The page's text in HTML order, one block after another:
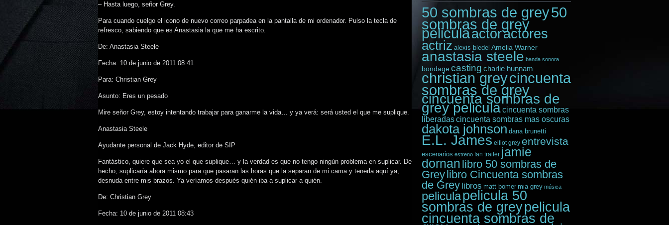
– Hasta luego, señor Grey.
Para cuando cuelgo el icono de nuevo correo parpadea en la pantalla de mi ordenador. Pulso la tecla de
refresco, sabiendo que es Anastasia la que me ha escrito.
De: Anastasia Steele
Fecha: 10 de junio de 2011 08:41
Para: Christian Grey
Asunto: Eres un pesado
Mire señor Grey, estoy intentando trabajar para ganarme la vida… y ya verá: será usted el que me suplique.
Anastasia Steele
Ayudante personal de Jack Hyde, editor de SIP
Fantástico, quiere que sea yo el que suplique… y la verdad es que no tengo ningún problema en suplicar. De
hecho, suplicaría ahora mismo para que pasaran las horas que la separan de mi cama y tenerla aquí ya,
desnuda entre mis brazos. Ya veríamos después quién iba a suplicar a quién.
De: Christian Grey
Fecha: 10 de junio de 2011 08:43
50 sombras de grey50
sombras de grey
peliculaactoractores
actriz alexis bledel Amelia Warner
anastasia steele banda sonora
bondage casting charlie hunnam
christian greycincuenta
sombras de grey
cincuenta sombras de
grey peliculacincuenta sombras
liberadascincuenta sombras mas oscuras
dakota johnson dana brunetti
E.L. James elliot grey entrevista
escenarios estreno fan trailer jamie
dornan libro 50 sombras de
Greylibro Cincuenta sombras
de Grey libros matt bomer mia grey música
peliculapelicula 50
sombras de greypelicula
cincuenta sombras de